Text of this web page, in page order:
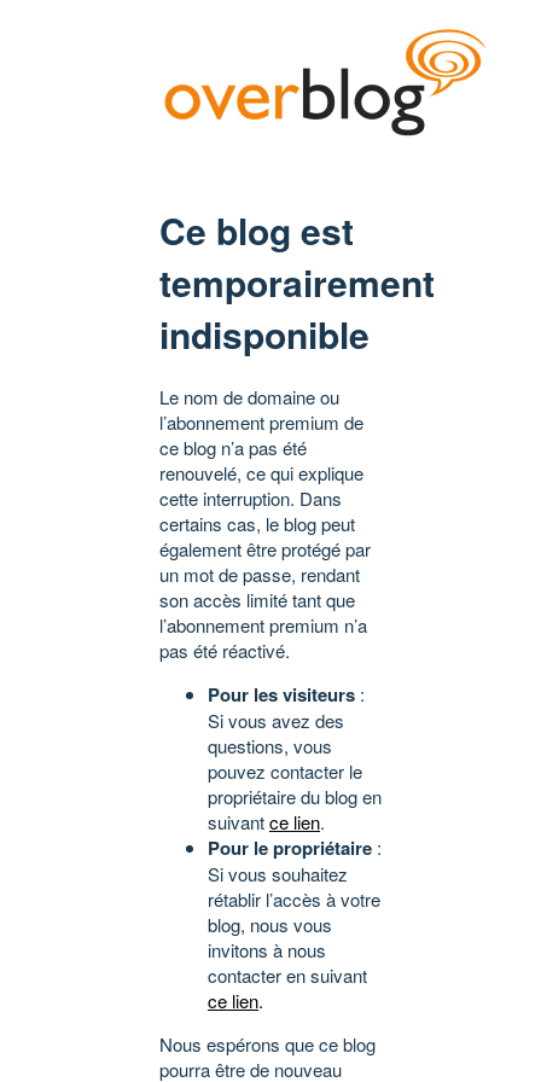
Ce blog est
temporairement
indisponible
Le nom de domaine ou
l’abonnement premium de
ce blog n’a pas été
renouvelé, ce qui explique
cette interruption. Dans
certains cas, le blog peut
également être protégé par
un mot de passe, rendant
son accès limité tant que
l’abonnement premium n’a
pas été réactivé.
Pour les visiteurs :
Si vous avez des
questions, vous
pouvez contacter le
propriétaire du blog en
suivantce lien.
Pour le propriétaire :
Si vous souhaitez
rétablir l’accès à votre
blog, nous vous
invitons à nous
contacter en suivant
ce lien.
Nous espérons que ce blog
pourra être de nouveau